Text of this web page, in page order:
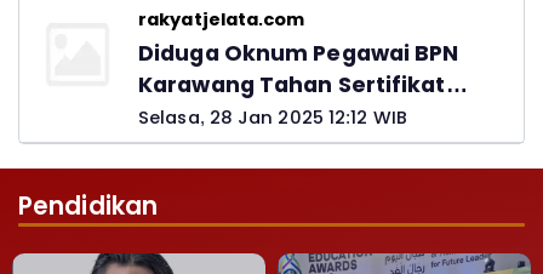
rakyatjelata.com
Diduga Oknum Pegawai BPN
Karawang Tahan Sertifikat
Pemohon PTSL
Selasa, 28 Jan 2025 12:12 WIB
Pendidikan